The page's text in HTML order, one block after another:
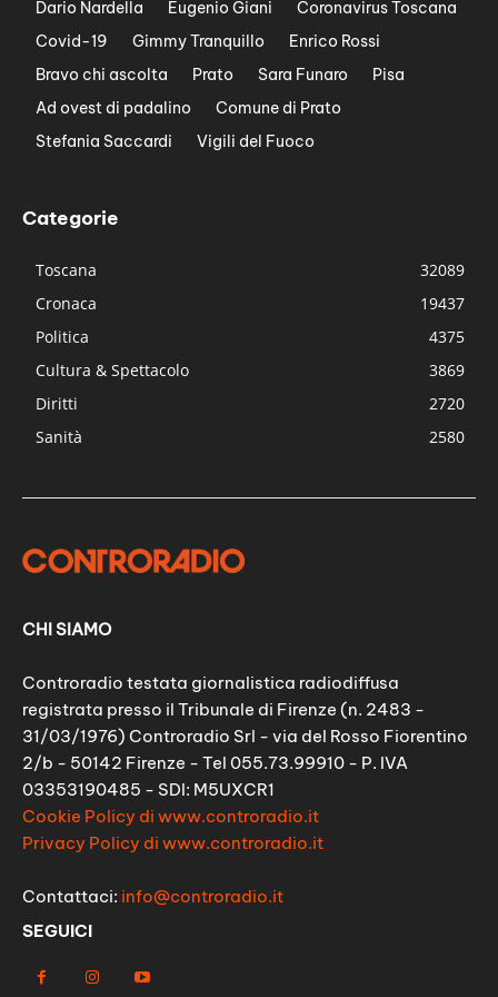
Dario Nardella Eugenio Giani
Coronavirus Toscana
Covid-19
Gimmy Tranquillo
Enrico Rossi
Bravo chi ascolta
Prato Sara Funaro
Pisa
Ad ovest di padalino
Comune di Prato
Stefania Saccardi
Vigili del Fuoco
Categorie
Toscana
32089
Cronaca
19437
Politica
4375
Cultura & Spettacolo
3869
Diritti
2720
Sanità
2580
CHI SIAMO
Controradio testata giornalistica radiodiffusa
registrata presso il Tribunale di Firenze (n. 2483 -
31/03/1976) Controradio Srl - via del Rosso Fiorentino
2/b - 50142 Firenze - Tel 055.73.99910 - P. IVA
03353190485 - SDI: M5UXCR1
Cookie Policy di www.controradio.it
Privacy Policy di www.controradio.it
Contattaci: info@controradio.it
SEGUICI